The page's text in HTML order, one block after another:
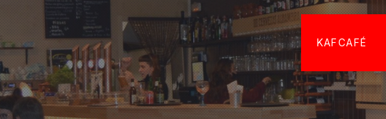
KAFCAFÉ